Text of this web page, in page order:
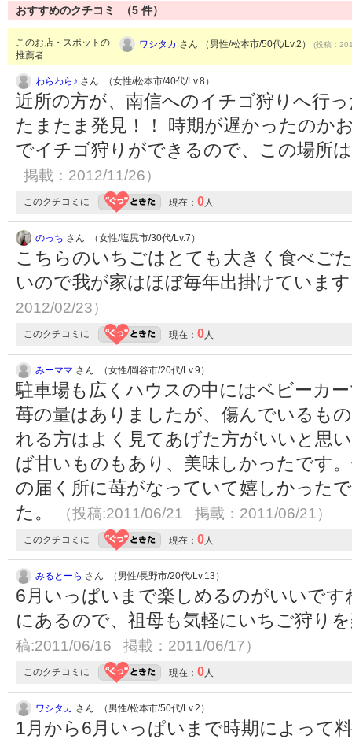
おすすめのクチコミ （5 件）
このお店・スポットの
推薦者
ワシタカ さん （男性/松本市/50代/Lv.2） (投稿：
わらわら♪ さん （女性/松本市/40代/Lv.8）
近所の方が、南信へのイチゴ狩りへ行
たまたま発見！！ 時期が遅かったのか
でイチゴ狩りができるので、この場所
掲載：2012/11/26）
このクチコミに 現在： 0人
のっち さん （女性/塩尻市/30代/Lv.7）
こちらのいちごはとても大きく食べご
いので我が家はほぼ毎年出掛けていま
2012/02/23）
このクチコミに 現在： 0人
みーママ さん （女性/岡谷市/20代/Lv.9）
駐車場も広くハウスの中にはベビーカ
苺の量はありましたが、傷んでいるも
れる方はよく見てあげた方がいいと思
ば甘いものもあり、美味しかったです
の届く所に苺がなっていて嬉しかった
た。
（投稿:2011/06/21 掲載：2011/06/21）
このクチコミに 現在： 0人
みるとーら さん （男性/長野市/20代/Lv.13）
6月いっぱいまで楽しめるのがいいで
にあるので、祖母も気軽にいちご狩り
稿:2011/06/16 掲載：2011/06/17）
このクチコミに 現在： 0人
ワシタカ さん （男性/松本市/50代/Lv.2）
1月から6月いっぱいまで時期によって